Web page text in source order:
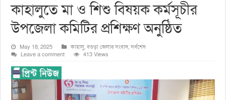
কাহালুতে মা ও শিশু বিষয়ক কর্মসূচীর
উপজেলা কমিটির প্রশিক্ষণ অনুষ্ঠিত
May 18, 2025 কাহালু,বগুড়া জেলার সংবাদ,সর্বশেষ
Leave a comment
413 Views